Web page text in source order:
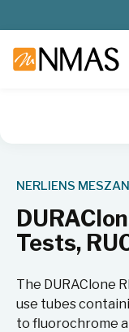
NERLIENS
Tests,
The DURAClone
use tubes
to fluorochrome